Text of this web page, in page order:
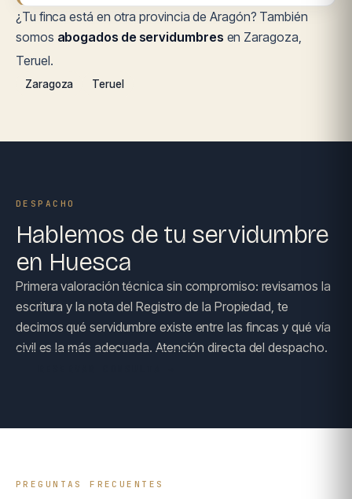
¿Tu finca está en otra provincia de Aragón? También
somos abogados de servidumbres en Zaragoza,
Teruel.
Zaragoza Teruel
DESPACHO
Hablemos de tu servidumbre
en Huesca
Primera valoración técnica sin compromiso: revisamos la
escritura y la nota del Registro de la Propiedad, te
decimos qué servidumbre existe entre las fincas y qué vía
civil es la más adecuada. Atención directa del despacho.
PREGUNTAS FRECUENTES